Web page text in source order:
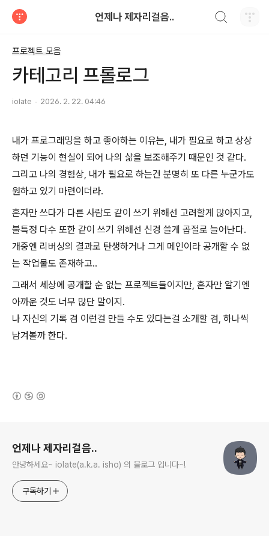
언제나 제자리걸음..
프로젝트 모음
카테고리 프롤로그
iolate 2026. 2. 22. 04:46
내가 프로그래밍을 하고 좋아하는 이유는, 내가 필요로 하고 상상
하던 기능이 현실이 되어 나의 삶을 보조해주기 때문인 것 같다.
그리고 나의 경험상, 내가 필요로 하는건 분명히 또 다른 누군가도
원하고 있기 마련이더라.
혼자만 쓰다가 다른 사람도 같이 쓰기 위해선 고려할게 많아지고,
불특정 다수 또한 같이 쓰기 위해선 신경 쓸게 곱절로 늘어난다.
개중엔 리버싱의 결과로 탄생하거나 그게 메인이라 공개할 수 없
는 작업물도 존재하고..
그래서 세상에 공개할 순 없는 프로젝트들이지만, 혼자만 알기엔
아까운 것도 너무 많단 말이지.
나 자신의 기록 겸 이런걸 만들 수도 있다는걸 소개할 겸, 하나씩
남겨볼까 한다.
언제나 제자리걸음..
안녕하세요~ iolate(a.k.a. isho) 의 블로그 입니다~!
구독하기